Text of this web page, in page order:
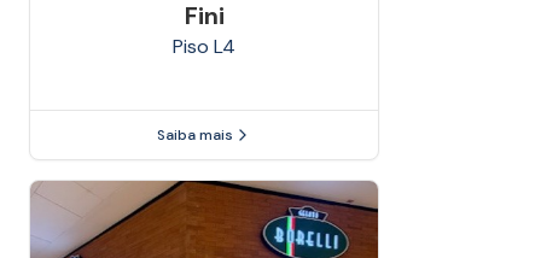
Fini
Piso L4
Saiba mais